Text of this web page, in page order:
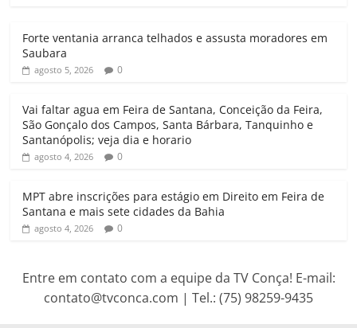
p
p
o
r
a
Forte ventania arranca telhados e assusta moradores em
Saubara
agosto 5, 2026 0
Vai faltar agua em Feira de Santana, Conceição da Feira,
São Gonçalo dos Campos, Santa Bárbara, Tanquinho e
Santanópolis; veja dia e horario
agosto 4, 2026 0
MPT abre inscrições para estágio em Direito em Feira de
Santana e mais sete cidades da Bahia
agosto 4, 2026 0
Entre em contato com a equipe da TV Conça! E-mail:
contato@tvconca.com | Tel.: (75) 98259-9435